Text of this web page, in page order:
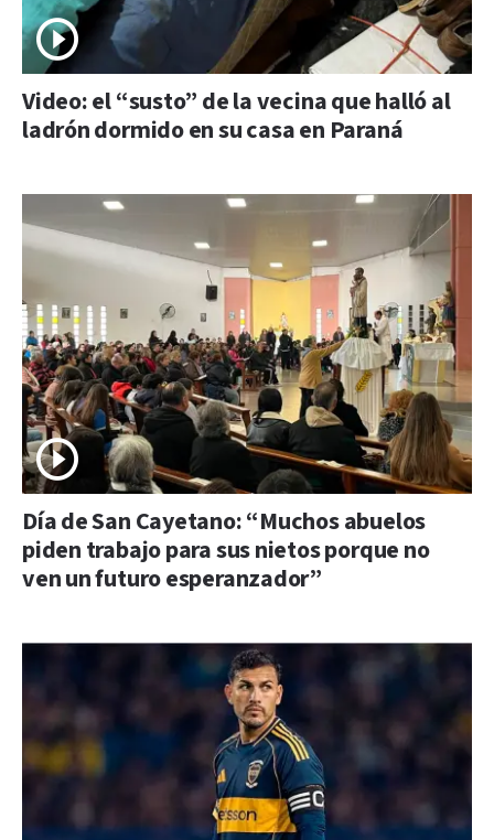
Video: el “susto” de la vecina que halló al
ladrón dormido en su casa en Paraná
Día de San Cayetano: “Muchos abuelos
piden trabajo para sus nietos porque no
ven un futuro esperanzador”